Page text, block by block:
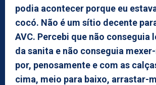
podia acontecer porque eu
cocó. Não é um sítio decente
AVC. Percebi que não conseguia
da sanita e não conseguia
por, penosamente e com as
cima, meio para baixo, arrastar-